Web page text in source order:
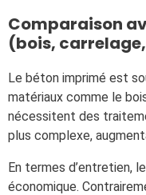
Comparaison
(bois,
Le béton imprimé est
matériaux comme le
nécessitent des
plus complexe,
En termes d’entretien,
économique.